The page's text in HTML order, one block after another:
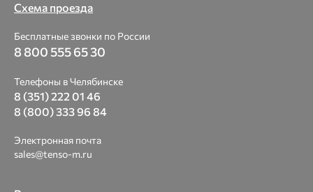
Схема проезда
Бесплатные звонки по России
8 800 555 65 30
Телефоны в Челябинске
8 (351) 222 01 46
8 (800) 333 96 84
Электронная почта
sales@tenso-m.ru